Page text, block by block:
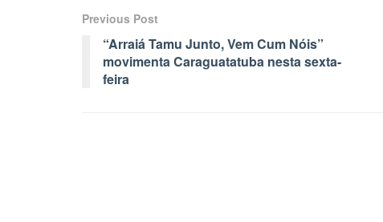
Previous Post
“Arraiá Tamu Junto, Vem Cum Nóis”
movimenta Caraguatatuba nesta sexta-
feira